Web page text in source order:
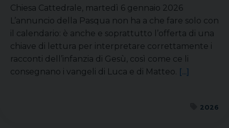
Chiesa Cattedrale, martedì 6 gennaio 2026
L’annuncio della Pasqua non ha a che fare solo con
il calendario: è anche e soprattutto l’offerta di una
chiave di lettura per interpretare correttamente i
racconti dell’infanzia di Gesù, così come ce li
consegnano i vangeli di Luca e di Matteo. [...]
2026